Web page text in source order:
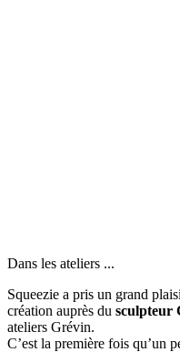
Dans les ateliers ...
Squeezie a pris un grand
création auprès du sculpteur
ateliers Grévin.
C’est la première fois qu’un